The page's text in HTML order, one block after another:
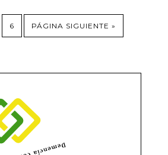
6 PÁGINA SIGUIENTE »